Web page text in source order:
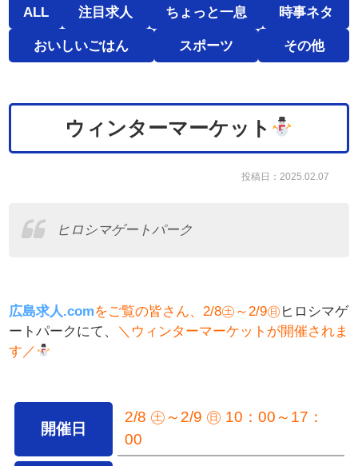
ALL 注目求人 ちょっと一息 時事ネタ
おいしいごはん スポーツ その他
ウィンターマーケット
投稿日：2025.02.07
ヒロシマゲートパーク
広島求人.comをご覧の皆さん、2/8㊏～2/9㊐ ヒロシマゲ
ートパークにて、 ＼ウィンターマーケットが開催されま
す／
開催日
2/8 ㊏～2/9 ㊐ 10：00～17：
00